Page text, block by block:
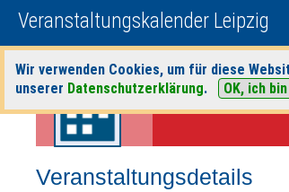
Veranstaltungskalender Leipzig
Wir verwenden Cookies, um für diese
unserer Datenschutzerklärung. OK, ich
Startseite>Veranstaltungen>Suche> Konzert
Veranstaltungsdetails